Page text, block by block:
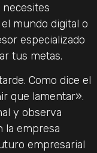
necesites
mundo digital o
especializado
tus metas.
Como dice el
que lamentar».
y observa
la empresa
empresarial